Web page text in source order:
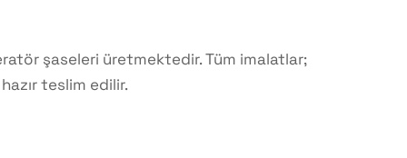
şaseleri üretmektedir. Tüm imalatlar;
teslim edilir.